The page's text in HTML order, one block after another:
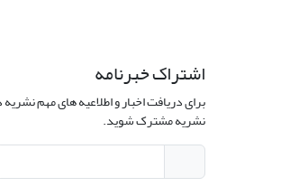
اشتراک خبرنامه
برای دریافت اخبار و اطلاعیه های مهم
نشریه مشترک شوید.